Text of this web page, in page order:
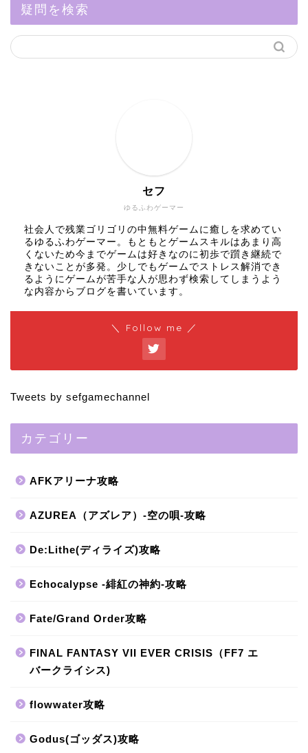
疑問を検索
ゆるふわゲーマー
セフ
社会人で残業ゴリゴリの中無料ゲームに癒しを求めてい
るゆるふわゲーマー。もともとゲームスキルはあまり高
くないため今までゲームは好きなのに初歩で躓き継続で
きないことが多発。少しでもゲームでストレス解消でき
るようにゲームが苦手な人が思わず検索してしまうよう
な内容からブログを書いています。
＼ Follow me ／
Tweets by sefgamechannel
カテゴリー
AFKアリーナ攻略
AZUREA（アズレア）-空の唄-攻略
De:Lithe(ディライズ)攻略
Echocalypse -緋紅の神約-攻略
Fate/Grand Order攻略
FINAL FANTASY VII EVER CRISIS（FF7 エ
バークライシス)
flowwater攻略
Godus(ゴッダス)攻略